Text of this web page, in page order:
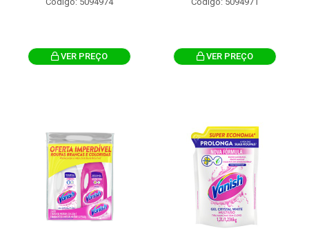
VER PREÇO VER PREÇO